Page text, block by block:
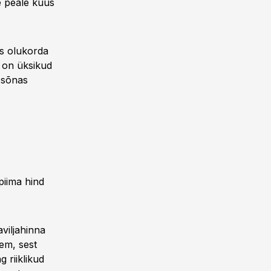
peale kuus
olukorda
üksikud
hind
sest
riiklikud